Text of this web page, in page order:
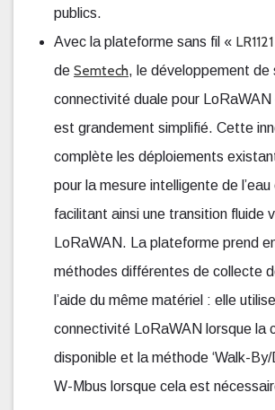
publics.
Avec la plateforme sans fil «
de Semtech, le développement de
connectivité duale pour
est grandement simplifié. Cette
complète les déploiements
pour la mesure intelligente de
facilitant ainsi une transition fluide
LoRaWAN. La plateforme prend
méthodes différentes de collecte
l’aide du même matériel : elle
connectivité LoRaWAN lorsque la
disponible et la méthode ‘Walk-By/
W-Mbus lorsque cela est